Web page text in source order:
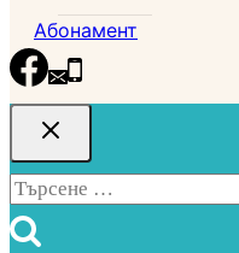
Абонамент
Търсене
за: